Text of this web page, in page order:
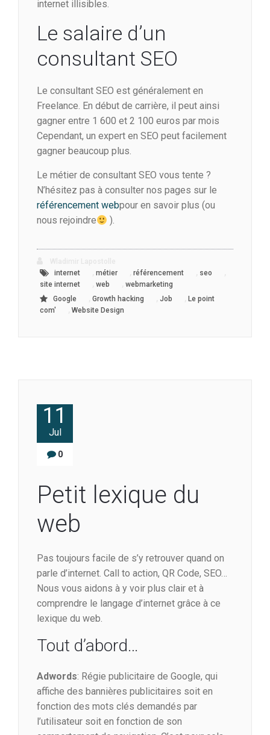
internet illisibles.
Le salaire d’un
consultant SEO
Le consultant SEO est généralement en
Freelance. En début de carrière, il peut ainsi
gagner entre 1 600 et 2 100 euros par mois
Cependant, un expert en SEO peut facilement
gagner beaucoup plus.
Le métier de consultant SEO vous tente ?
N’hésitez pas à consulter nos pages sur le
référencement webpour en savoir plus (ou
nous rejoindre
).
internet
métier référencement seo
site internet web
webmarketing
Google
Growth hacking Job
Le point
com'
Website Design
11
Jul
0
Petit lexique du
web
Pas toujours facile de s’y retrouver quand on
parle d’internet. Call to action, QR Code, SEO…
Nous vous aidons à y voir plus clair et à
comprendre le langage d’internet grâce à ce
lexique du web.
Tout d’abord…
Adwords: Régie publicitaire de Google, qui
affiche des bannières publicitaires soit en
fonction des mots clés demandés par
l’utilisateur soit en fonction de son